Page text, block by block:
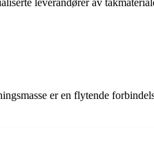
er en flytende